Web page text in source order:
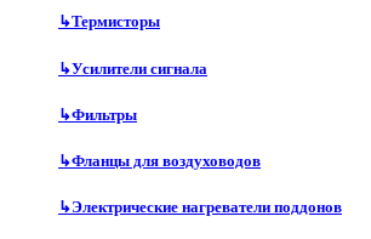
↳Термисторы
↳Усилители сигнала
↳Фильтры
↳Фланцы для воздуховодов
↳Электрические нагреватели поддонов